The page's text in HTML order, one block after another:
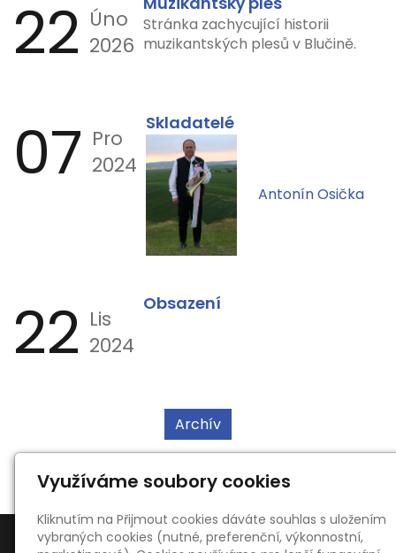
22 Úno
2026
Stránka zachycující historii
muzikantských plesů v Blučině.
07 Pro
2024
Skladatelé
Antonín Osička
22 Lis
2024
Obsazení
Archív
Využíváme soubory cookies
Kliknutím na Přijmout cookies dáváte souhlas s uložením
vybraných cookies (nutné, preferenční, výkonnostní,